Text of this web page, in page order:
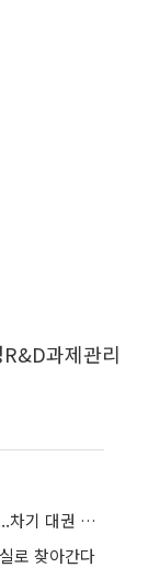
과제관리
경기 1400만 표심, 이재명 정부 운명 가른다...차기 대권 열쇠 경기도, 여야 90일 총력전
로 찾아간다